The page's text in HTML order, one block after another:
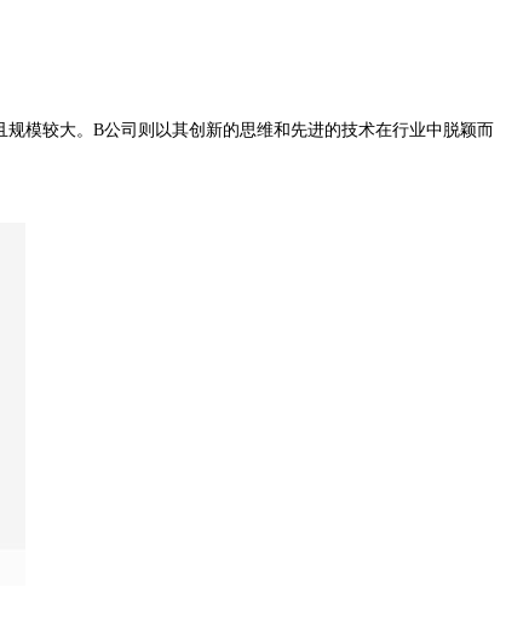
模较大。B公司则以其创新的思维和先进的技术在行业中脱颖而